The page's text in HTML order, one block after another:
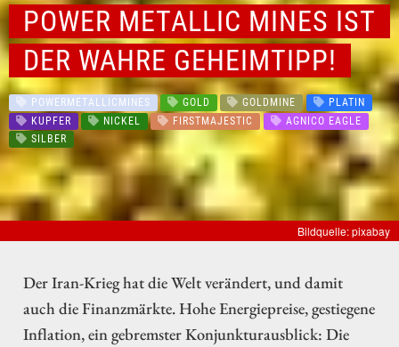
POWER METALLIC MINES IST
DER WAHRE GEHEIMTIPP!
POWERMETALLICMINES GOLD GOLDMINE
PLATIN
KUPFER
NICKEL FIRSTMAJESTIC
AGNICO EAGLE
SILBER
Bildquelle: pixabay
Der Iran-Krieg hat die Welt verändert, und damit
auch die Finanzmärkte. Hohe Energiepreise, gestiegene
Inflation, ein gebremster Konjunkturausblick: Die